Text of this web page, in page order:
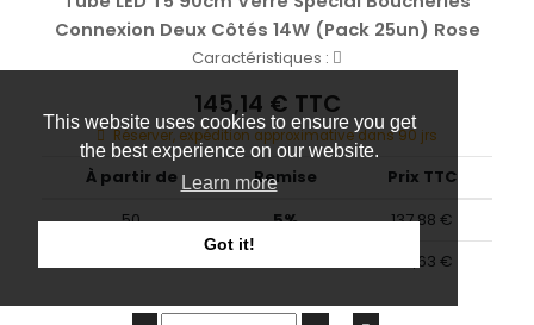
This website uses cookies to ensure you get
the best experience on our website.
Learn more
Got it!
Connexion Deux Côtés 14W (Pack 25un) Rose
Caractéristiques :
145,14 € TTC
Réserver, expédition approximative dans 90 jrs
À partir de Remise
Prix TTC
50
5%
137,88 €
130,63 €